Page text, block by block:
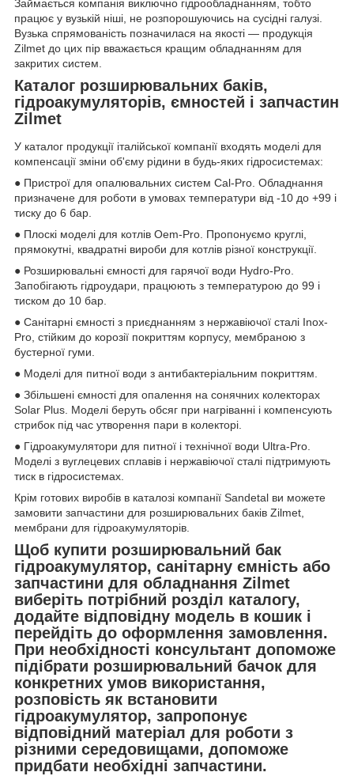
Займається компанія виключно гідрообладнанням, тобто
працює у вузькій ніші, не розпорошуючись на сусідні галузі.
Вузька спрямованість позначилася на якості — продукція
Zilmet до цих пір вважається кращим обладнанням для
закритих систем.
Каталог розширювальних баків,
гідроакумуляторів, ємностей і запчастин
Zilmet
У каталог продукції італійської компанії входять моделі для
компенсації зміни об'єму рідини в будь-яких гідросистемах:
● Пристрої для опалювальних систем Cal-Pro. Обладнання
призначене для роботи в умовах температури від -10 до +99 і
тиску до 6 бар.
● Плоскі моделі для котлів Oem-Pro. Пропонуємо круглі,
прямокутні, квадратні вироби для котлів різної конструкції.
● Розширювальні ємності для гарячої води Hydro-Pro.
Запобігають гідроудари, працюють з температурою до 99 і
тиском до 10 бар.
● Санітарні ємності з приєднанням з нержавіючої сталі Inox-
Pro, стійким до корозії покриттям корпусу, мембраною з
бустерної гуми.
● Моделі для питної води з антибактеріальним покриттям.
● Збільшені ємності для опалення на сонячних колекторах
Solar Plus. Моделі беруть обсяг при нагріванні і компенсують
стрибок під час утворення пари в колекторі.
● Гідроакумулятори для питної і технічної води Ultra-Pro.
Моделі з вуглецевих сплавів і нержавіючої сталі підтримують
тиск в гідросистемах.
Крім готових виробів в каталозі компанії Sandetal ви можете
замовити запчастини для розширювальних баків Zilmet,
мембрани для гідроакумуляторів.
Щоб купити розширювальний бак
гідроакумулятор, санітарну ємність або
запчастини для обладнання Zilmet
виберіть потрібний розділ каталогу,
додайте відповідну модель в кошик і
перейдіть до оформлення замовлення.
При необхідності консультант допоможе
підібрати розширювальний бачок для
конкретних умов використання,
розповість як встановити
гідроакумулятор, запропонує
відповідний матеріал для роботи з
різними середовищами, допоможе
придбати необхідні запчастини.